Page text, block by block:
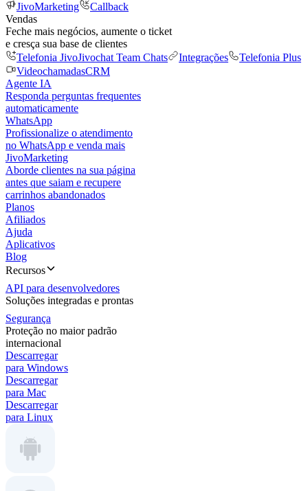
JivoMarketing
Callback
Vendas
Feche mais negócios, aumente o ticket
e cresça sua base de clientes
Telefonia JivoJivochat Team Chats Integrações
Telefonia Plus
VideochamadasCRM
Agente IA
Responda perguntas frequentes
automaticamente
WhatsApp
Profissionalize o atendimento
no WhatsApp e venda mais
JivoMarketing
Aborde clientes na sua página
antes que saiam e recupere
carrinhos abandonados
Planos
Afiliados
Ajuda
Aplicativos
Blog
Recursos
API para desenvolvedores
Soluções integradas e prontas
Segurança
Proteção no maior padrão
internacional
Descarregar
para Windows
Descarregar
para Mac
Descarregar
para Linux